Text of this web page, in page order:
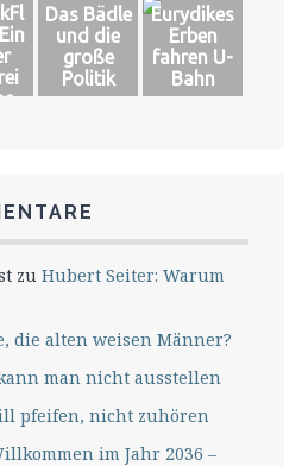
Das Bädle
und die
große
Politik
Eurydikes
Erben
fahren U-
Bahn
zu Hubert Seiter: Warum
die alten weisen Männer?
man nicht ausstellen
pfeifen, nicht zuhören
im Jahr 2036 –